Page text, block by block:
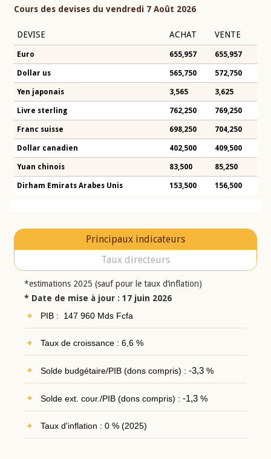
Cours des devises du vendredi 7 Août 2026
DEVISE ACHAT VENTE
Euro 655,957 655,957
Dollar us 565,750 572,750
Yen japonais 3,565 3,625
Livre sterling 762,250 769,250
Franc suisse 698,250 704,250
Dollar canadien 402,500 409,500
Yuan chinois 83,500 85,250
Dirham Emirats Arabes Unis 153,500 156,500
Principaux indicateurs
Taux directeurs
*estimations 2025 (sauf pour le taux d’inflation)
* Date de mise à jour : 17 juin 2026
PIB : 147 960 Mds Fcfa
Taux de croissance : 6,6 %
Solde budgétaire/PIB (dons compris) : -3,3%
Solde ext. cour./PIB (dons compris) : -1,3%
Taux d'inflation : 0 % (2025)